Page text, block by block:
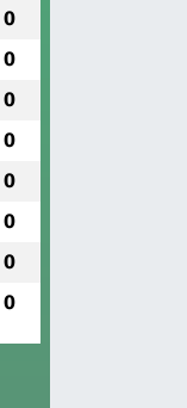
0
0
0
0
0
0
0
0